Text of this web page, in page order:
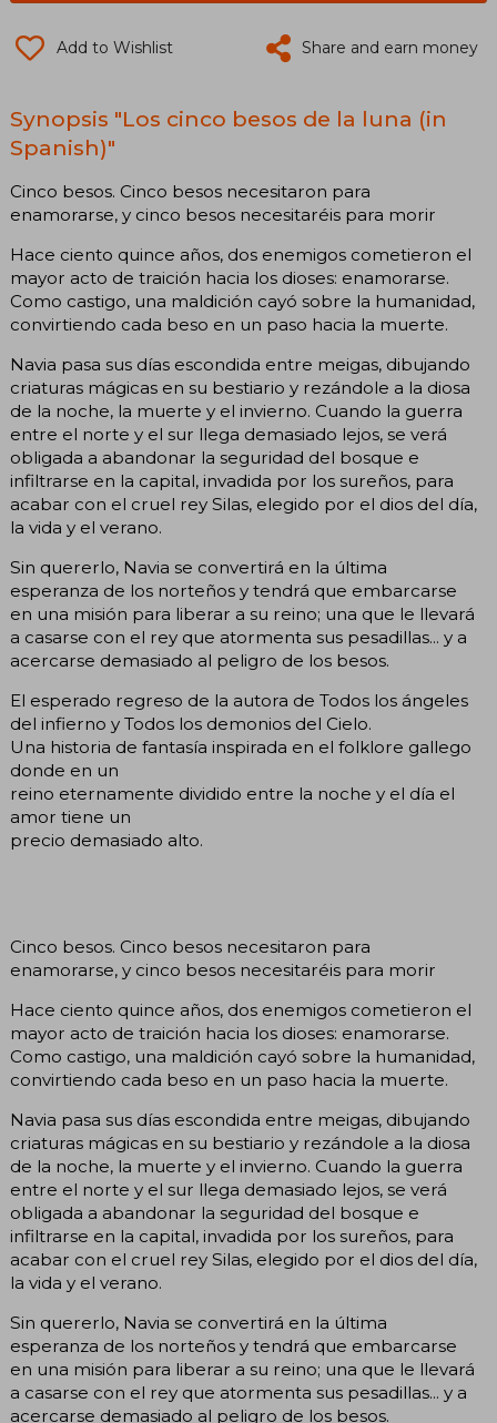
Add to Wishlist Share and earn money
Synopsis "Los cinco besos de la luna (in
Spanish)"
Cinco besos. Cinco besos necesitaron para
enamorarse, y cinco besos necesitaréis para morir
Hace ciento quince años, dos enemigos cometieron el
mayor acto de traición hacia los dioses: enamorarse.
Como castigo, una maldición cayó sobre la humanidad,
convirtiendo cada beso en un paso hacia la muerte.
Navia pasa sus días escondida entre meigas, dibujando
criaturas mágicas en su bestiario y rezándole a la diosa
de la noche, la muerte y el invierno. Cuando la guerra
entre el norte y el sur llega demasiado lejos, se verá
obligada a abandonar la seguridad del bosque e
infiltrarse en la capital, invadida por los sureños, para
acabar con el cruel rey Silas, elegido por el dios del día,
la vida y el verano.
Sin quererlo, Navia se convertirá en la última
esperanza de los norteños y tendrá que embarcarse
en una misión para liberar a su reino; una que le llevará
a casarse con el rey que atormenta sus pesadillas... y a
acercarse demasiado al peligro de los besos.
El esperado regreso de la autora de Todos los ángeles
del infierno y Todos los demonios del Cielo.
Una historia de fantasía inspirada en el folklore gallego
donde en un
reino eternamente dividido entre la noche y el día el
amor tiene un
precio demasiado alto.
Cinco besos. Cinco besos necesitaron para
enamorarse, y cinco besos necesitaréis para morir
Hace ciento quince años, dos enemigos cometieron el
mayor acto de traición hacia los dioses: enamorarse.
Como castigo, una maldición cayó sobre la humanidad,
convirtiendo cada beso en un paso hacia la muerte.
Navia pasa sus días escondida entre meigas, dibujando
criaturas mágicas en su bestiario y rezándole a la diosa
de la noche, la muerte y el invierno. Cuando la guerra
entre el norte y el sur llega demasiado lejos, se verá
obligada a abandonar la seguridad del bosque e
infiltrarse en la capital, invadida por los sureños, para
acabar con el cruel rey Silas, elegido por el dios del día,
la vida y el verano.
Sin quererlo, Navia se convertirá en la última
esperanza de los norteños y tendrá que embarcarse
en una misión para liberar a su reino; una que le llevará
a casarse con el rey que atormenta sus pesadillas... y a
acercarse demasiado al peligro de los besos.